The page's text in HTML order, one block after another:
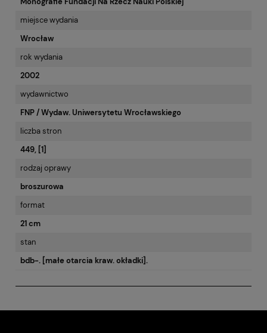
miejsce wydania
Wrocław
rok wydania
2002
wydawnictwo
FNP / Wydaw. Uniwersytetu Wrocławskiego
liczba stron
449, [1]
rodzaj oprawy
broszurowa
format
21 cm
stan
bdb-. [małe otarcia kraw. okładki].